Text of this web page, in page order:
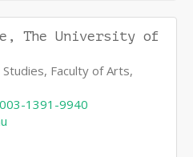
The University of
Faculty of Arts,
1391-9940